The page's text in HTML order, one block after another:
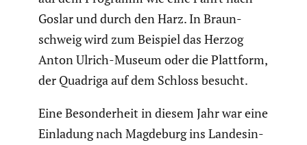
Goslar und durch den Harz. In Braun­
schweig wird zum Beispiel das Herzog
Anton Ulrich-Museum oder die Plattform,
der Quadriga auf dem Schloss besucht.
Eine Beson­der­heit in diesem Jahr war eine
Einladung nach Magdeburg ins Landes­in­